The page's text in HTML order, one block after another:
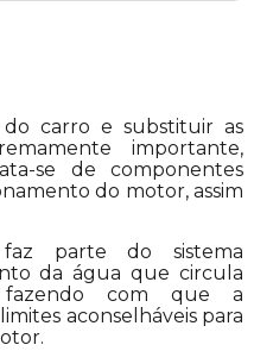
carro e substituir as
importante,
se de componentes
do motor, assim
parte do sistema
da água que circula
com que a
aconselháveis para